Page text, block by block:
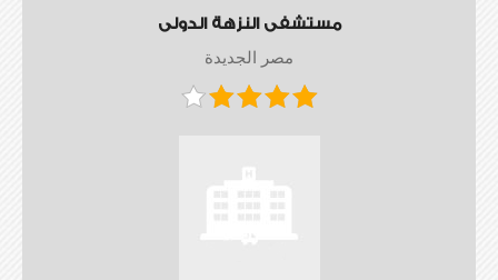
مستشفى النزهة الدولى
مصر الجديدة